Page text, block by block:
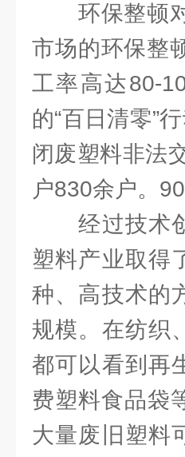
环保整顿对
市场的环保整
工率高达80-
的“百日清零”
闭废塑料非法
户830余户。
经过技术创
塑料产业取得
种、高技术的
规模。在纺织
都可以看到再
费塑料食品袋
大量废旧塑料